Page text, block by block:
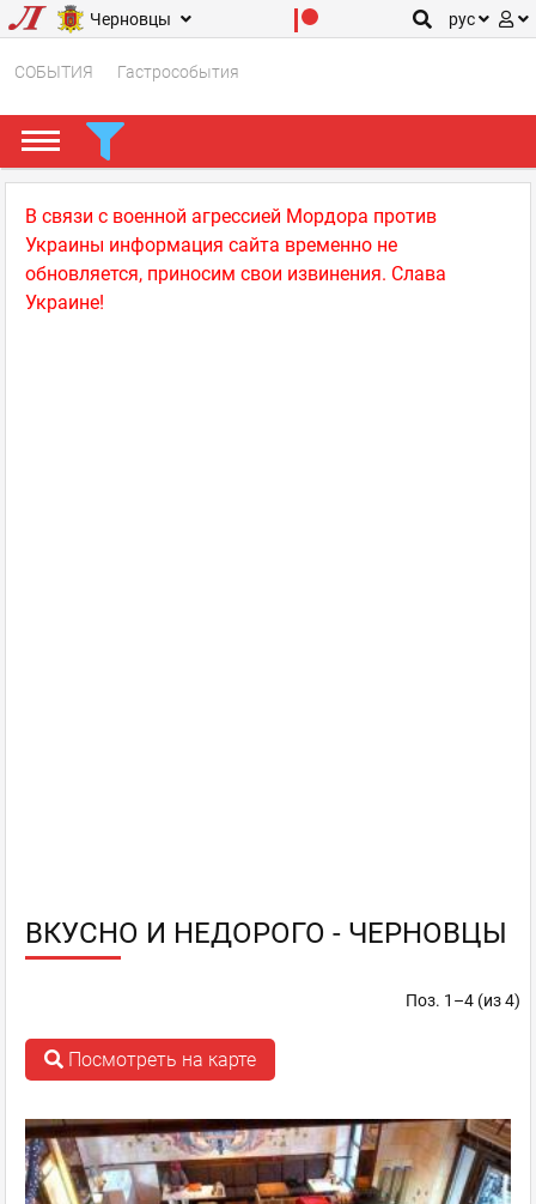
Черновцы рус
СОБЫТИЯ Гастрособытия
В связи с военной агрессией Мордора против
Украины информация сайта временно не
обновляется, приносим свои извинения. Слава
Украине!
ВКУСНО И НЕДОРОГО - ЧЕРНОВЦЫ
Поз. 1–4 (из 4)
Посмотреть на карте